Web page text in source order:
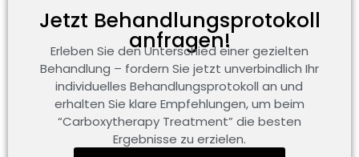
Jetzt Behandlungsprotokoll
anfragen!
Erleben Sie den Unterschied einer gezielten
Behandlung – fordern Sie jetzt unverbindlich Ihr
individuelles Behandlungsprotokoll an und
erhalten Sie klare Empfehlungen, um beim
“Carboxytherapy Treatment” die besten
Ergebnisse zu erzielen.